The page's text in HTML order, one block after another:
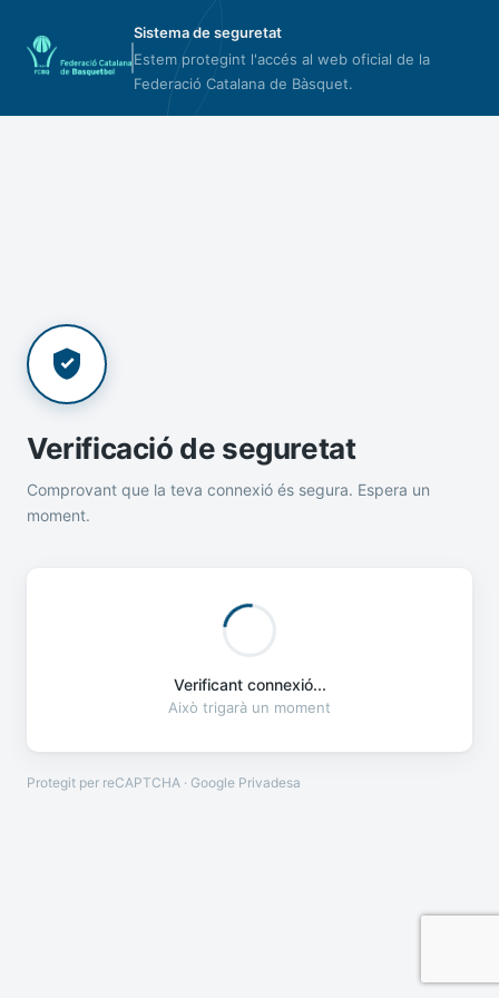
Sistema de seguretat
Estem protegint l'accés al web oficial de la
Federació Catalana de Bàsquet.
Verificació de seguretat
Comprovant que la teva connexió és segura. Espera un
moment.
Verificant connexió...
Això trigarà un moment
Protegit per reCAPTCHA · Google Privadesa